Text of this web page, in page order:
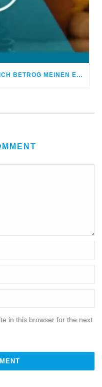
VERTRAUEN ZERBROCHEN – ICH BETROG MEINEN EHEPARTNER
in this browser for the next